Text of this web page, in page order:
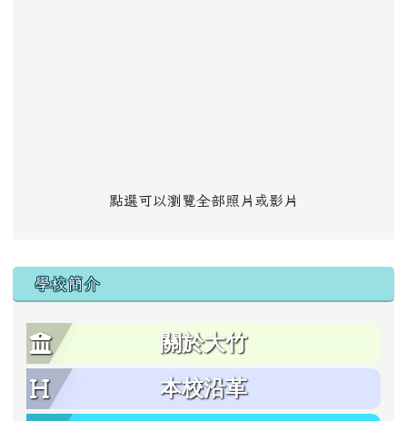
點選可以瀏覽全部照片或影片
學校簡介
關於大竹
本校沿革